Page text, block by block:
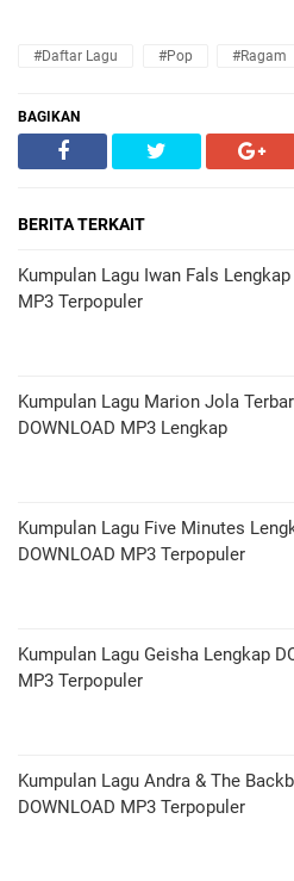
#Daftar Lagu #Pop #Ragam
BAGIKAN
BERITA TERKAIT
Kumpulan Lagu Iwan Fals Lengkap
MP3 Terpopuler
Kumpulan Lagu Marion Jola
DOWNLOAD MP3 Lengkap
Kumpulan Lagu Five Minutes
DOWNLOAD MP3 Terpopuler
Kumpulan Lagu Geisha Lengkap
MP3 Terpopuler
Kumpulan Lagu Andra & The
DOWNLOAD MP3 Terpopuler